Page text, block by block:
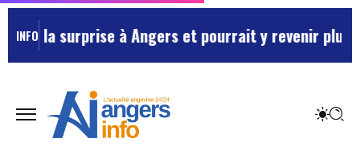
INFOla surprise à Angers et pourrait y revenir plus